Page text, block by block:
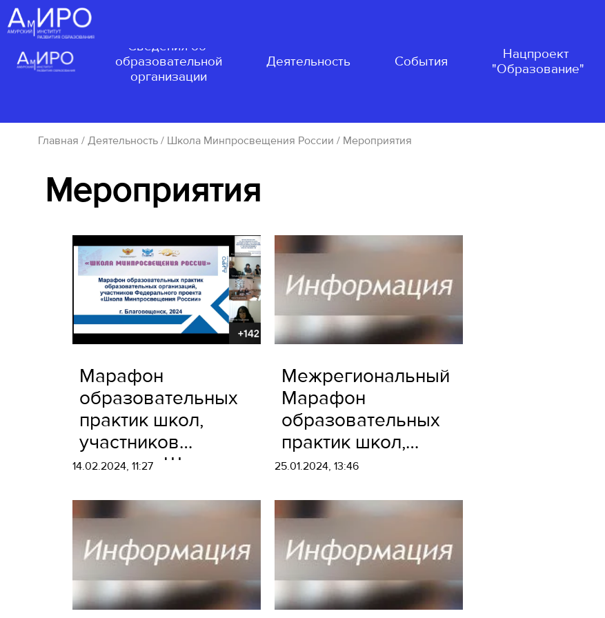
Сведения об
образовательной
организации
Деятельность События
Нацпроект
"Образование"
Главная / Деятельность/ Школа Минпросвещения России / Мероприятия
Мероприятия
Марафон
образовательных
практик школ,
участников
проекта «Школа
России»
14.02.2024, 11:27
Межрегиональный
Марафон
образовательных
практик школ,
участников
Минпросвещения
России»
25.01.2024, 13:46